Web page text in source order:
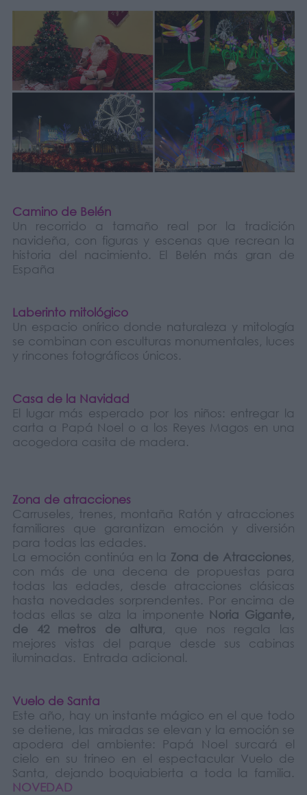
Camino de Belén
Un recorrido a tamaño real por la tradición
navideña, con figuras y escenas que recrean la
historia del nacimiento. El Belén más gran de
España
Laberinto mitológico
Un espacio onírico donde naturaleza y mitología
se combinan con esculturas monumentales, luces
y rincones fotográficos únicos.
Casa de la Navidad
El lugar más esperado por los niños: entregar la
carta a Papá Noel o a los Reyes Magos en una
acogedora casita de madera.
Zona de atracciones
Carruseles, trenes, montaña Ratón y atracciones
familiares que garantizan emoción y diversión
para todas las edades.
La emoción continúa en la Zona de Atracciones
con más de una decena de propuestas para
todas las edades, desde atracciones clásicas
hasta novedades sorprendentes. Por encima de
todas ellas se alza la imponente Noria Gigante,
de 42 metros de altura , que nos regala las
mejores vistas del parque desde sus cabinas
iluminadas. Entrada adicional.
Vuelo de Santa
Este año, hay un instante mágico en el que todo
se detiene, las miradas se elevan y la emoción se
apodera del ambiente: Papá Noel surcará el
cielo en su trineo en el espectacular Vuelo de
Santa, dejando boquiabierta a toda la familia.
NOVEDAD